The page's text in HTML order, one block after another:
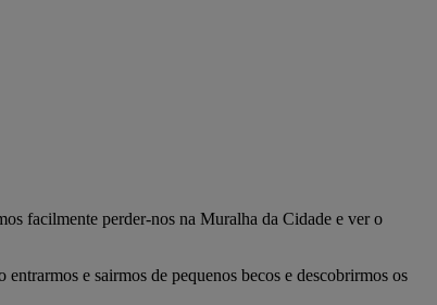
facilmente perder-nos na Muralha da Cidade e ver o
e sairmos de pequenos becos e descobrirmos os